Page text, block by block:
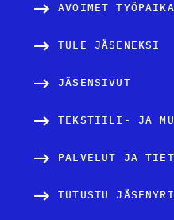
AVOIMET
TULE JÄSENEKSI
JÄSENSIVUT
TEKSTIILI- JA
PALVELUT JA
TUTUSTU